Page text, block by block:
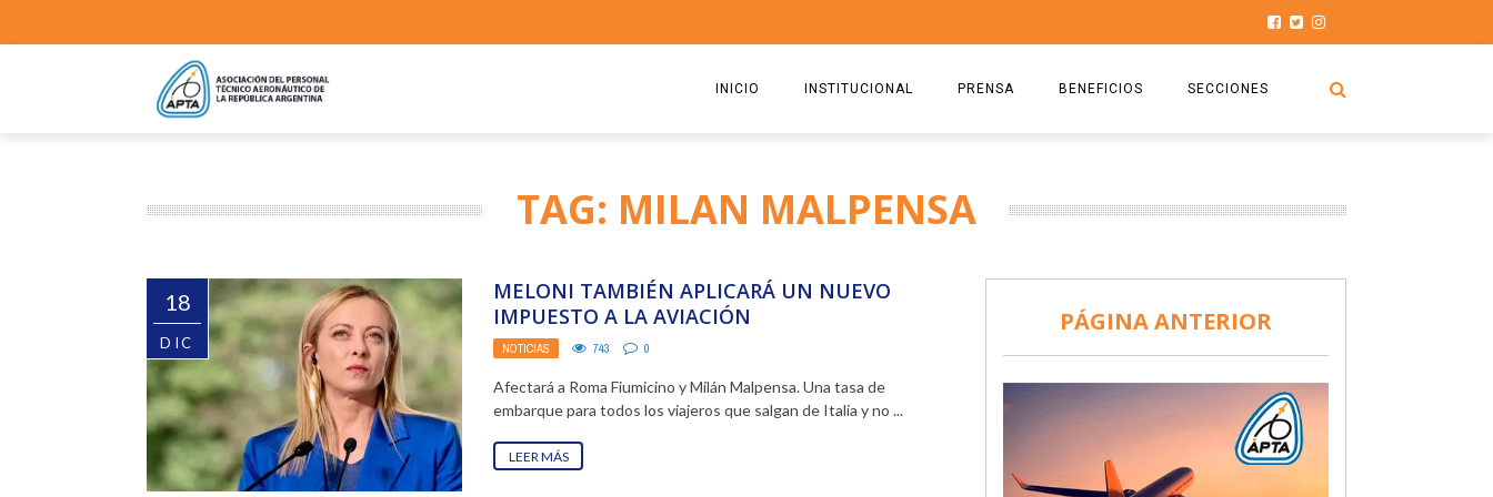
INICIO INSTITUCIONAL
ESTATUTO
PRENSA
2025
BENEFICIOS
COMISIÓN
DOCUMENTOS
SEGURO DE SEPELIOS
SECCIONES
HISTORIAS DE LUCHA
TURISMO Y RECREACIÓN
TAG: MILAN MALPENSA
18
DIC
MELONI TAMBIÉN APLICARÁ UN NUEVO
IMPUESTO A LA AVIACIÓN
NOTICIAS 743 0
Afectará a Roma Fiumicino y Milán Malpensa. Una tasa de
embarque para todos los viajeros que salgan de Italia y no ...
LEER MÁS
PÁGINA ANTERIOR